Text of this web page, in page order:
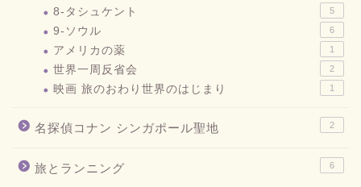
8-タシュケント 5
9-ソウル 6
アメリカの薬 1
世界一周反省会 2
映画 旅のおわり世界のはじまり 1
名探偵コナン シンガポール聖地 2
旅とランニング 6